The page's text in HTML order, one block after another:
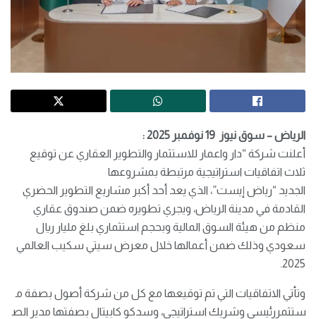
الرياض – سوق نيوز 19 نوفمبر 2025 :
أعلنت شركة “دار واعمار للاستثمار والتطوير العقاري عن توقيع
ثلاث اتفاقيات استراتيجية مرتبطة بمشروعها
الجديد “رياض إيست”، الذي يعد أحد أكبر مشاريع التطوير الحضري
القادمة في مدينة الرياض، ويجري تطويره ضمن صندوق عقاري
منظم من هيئة السوق المالية وبحجم استثماري بلغ مليار ريال
سعودي وذلك ضمن أعمالها خلال معرض سيتي سكيب العالمي
2025.
وتأتي الاتفاقيات التي تم توقيعها مع كل من شركة أصول بصفة م
ستثمررئيسي وشريك استراتيجي، وسدكو كابيتال بصفتها مدير الص